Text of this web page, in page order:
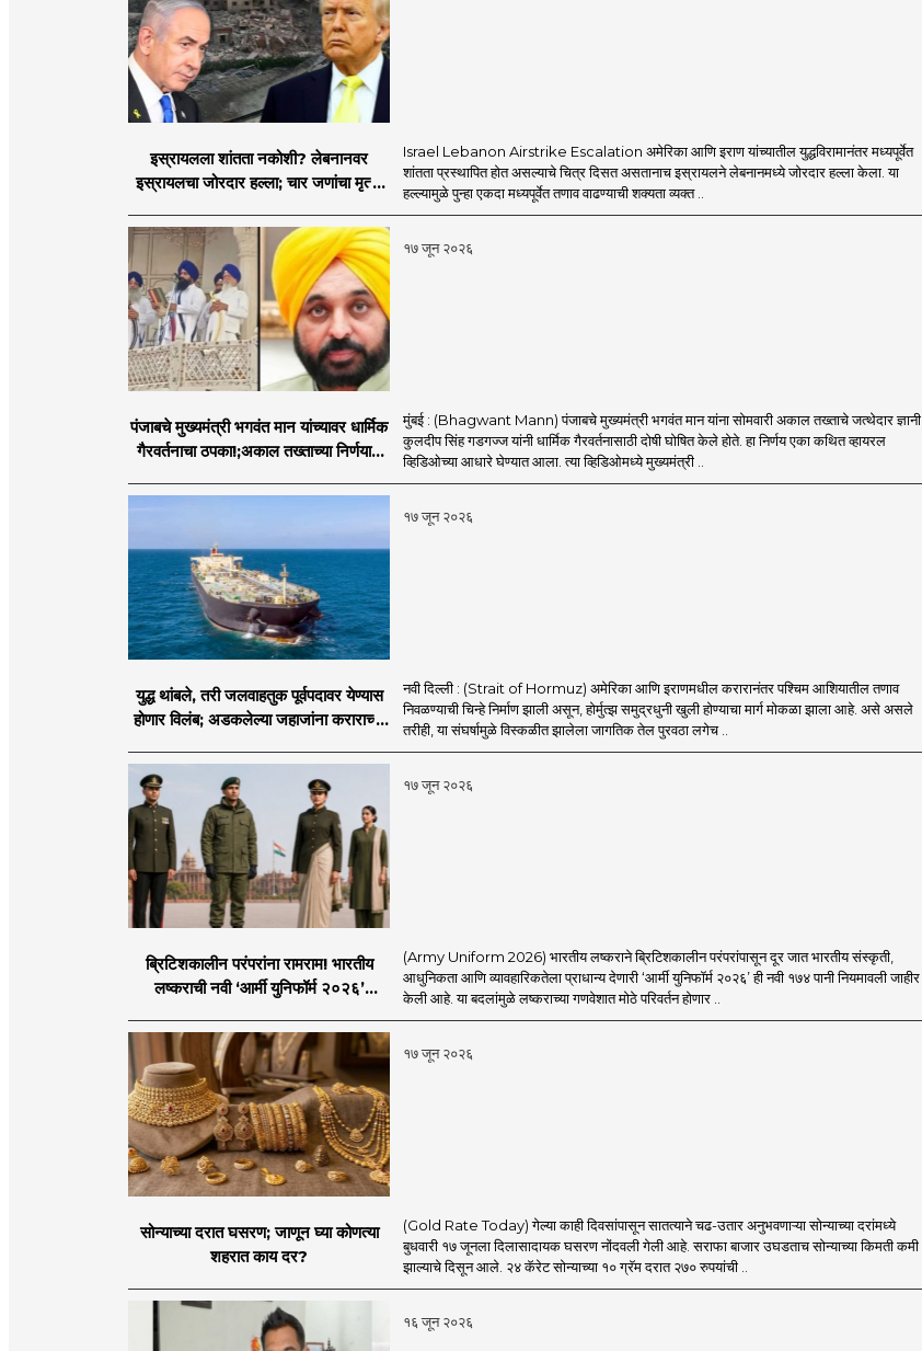
इस्रायलला शांतता नकोशी? लेबनानवर
इस्रायलचा जोरदार हल्ला; चार जणांचा मृत्यू,
Israel Lebanon Airstrike Escalation अमेरिका आणि इराण यांच्यातील युद्धविरामानंतर मध्यपूर्वेत
शांतता प्रस्थापित होत असल्याचे चित्र दिसत असतानाच इस्रायलने लेबनानमध्ये जोरदार हल्ला केला. या
हल्ल्यामुळे पुन्हा एकदा मध्यपूर्वेत तणाव वाढण्याची शक्यता व्यक्त ..
१७ जून २०२६
पंजाबचे मुख्यमंत्री भगवंत मान यांच्यावर धार्मिक
गैरवर्तनाचा ठपका!;अकाल तख्ताच्या निर्णयाने
मुंबई : (Bhagwant Mann) पंजाबचे मुख्यमंत्री भगवंत मान यांना सोमवारी अकाल तख्ताचे जत्थेदार ज्ञानी
कुलदीप सिंह गडगज्ज यांनी धार्मिक गैरवर्तनासाठी दोषी घोषित केले होते. हा निर्णय एका कथित व्हायरल
व्हिडिओच्या आधारे घेण्यात आला. त्या व्हिडिओमध्ये मुख्यमंत्री ..
१७ जून २०२६
युद्ध थांबले, तरी जलवाहतुक पूर्वपदावर येण्यास
होणार विलंब; अडकलेल्या जहाजांना कराराच्या
नवी दिल्ली : (Strait of Hormuz) अमेरिका आणि इराणमधील करारानंतर पश्चिम आशियातील तणाव
निवळण्याची चिन्हे निर्माण झाली असून, होर्मुत्झ समुद्रधुनी खुली होण्याचा मार्ग मोकळा झाला आहे. असे असले
तरीही, या संघर्षामुळे विस्कळीत झालेला जागतिक तेल पुरवठा लगेच ..
१७ जून २०२६
ब्रिटिशकालीन परंपरांना रामराम! भारतीय
लष्कराची नवी ‘आर्मी युनिफॉर्म २०२६’
(Army Uniform 2026) भारतीय लष्कराने ब्रिटिशकालीन परंपरांपासून दूर जात भारतीय संस्कृती,
आधुनिकता आणि व्यावहारिकतेला प्राधान्य देणारी ‘आर्मी युनिफॉर्म २०२६’ ही नवी १७४ पानी नियमावली जाहीर
केली आहे. या बदलांमुळे लष्कराच्या गणवेशात मोठे परिवर्तन होणार ..
१७ जून २०२६
सोन्याच्या दरात घसरण; जाणून घ्या कोणत्या
शहरात काय दर?
(Gold Rate Today) गेल्या काही दिवसांपासून सातत्याने चढ-उतार अनुभवणाऱ्या सोन्याच्या दरांमध्ये
बुधवारी १७ जूनला दिलासादायक घसरण नोंदवली गेली आहे. सराफा बाजार उघडताच सोन्याच्या किमती कमी
झाल्याचे दिसून आले. २४ कॅरेट सोन्याच्या १० ग्रॅम दरात २७० रुपयांची ..
१६ जून २०२६